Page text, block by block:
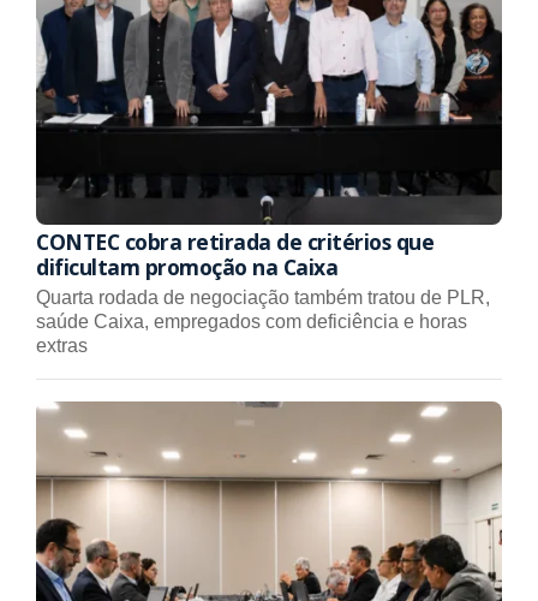
CONTEC cobra retirada de critérios que
dificultam promoção na Caixa
Quarta rodada de negociação também tratou de PLR,
saúde Caixa, empregados com deficiência e horas
extras